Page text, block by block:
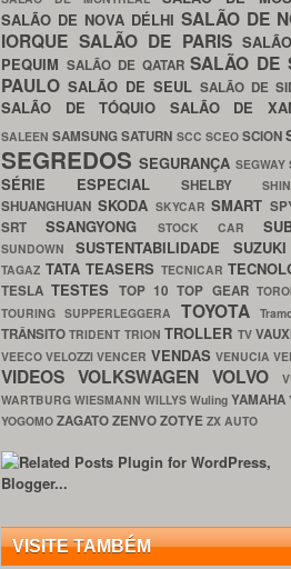
SALÃO DE NOVA DÉLHI SALÃO DE
IORQUE SALÃO DE PARIS
PEQUIM SALÃO DE QATARSALÃO DE
PAULO SALÃO DE SEUL SALÃO DE
SALÃO DE TÓQUIO SALÃO DE
SALEENSAMSUNGSATURN SCC SCEO SCION
SEGREDOSSEGURANÇA SEGWAY
SÉRIE ESPECIAL SHELBY
SHUANGHUAN SKODA SKYCARSMART
SRTSSANGYONG STOCK CAR
SUNDOWNSUSTENTABILIDADE
TAGAZ TATA TEASERS TECNICAR
TESLATESTES TOP 10TOP GEAR
TOURING SUPPERLEGGERA TOYOTA
TRÂNSITOTRIDENT TRIONTROLLER TV
VEECOVELOZZIVENCER VENDAS VENUCIA
VIDEOS VOLKSWAGEN VOLVO
WARTBURG WIESMANN WILLYS Wuling YAMAHA
YOGOMO ZAGATOZENVOZOTYE ZX AUTO
VISITE TAMBÉM